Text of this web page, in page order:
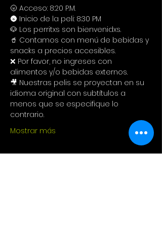
🌝 Acceso: 8:20 P.M.
🌚 Inicio de la peli: 8:30 PM
🐶 Los perritxs son bienvenidxs.
🥤 Contamos con menú de bebidas y
snacks a precios accesibles.
❌ Por favor, no ingreses con
alimentos y/o bebidas externos.
🎥 Nuestras pelis se proyectan en su
idioma original con subtítulos a
menos que se especifique lo
contrario.
Mostrar más